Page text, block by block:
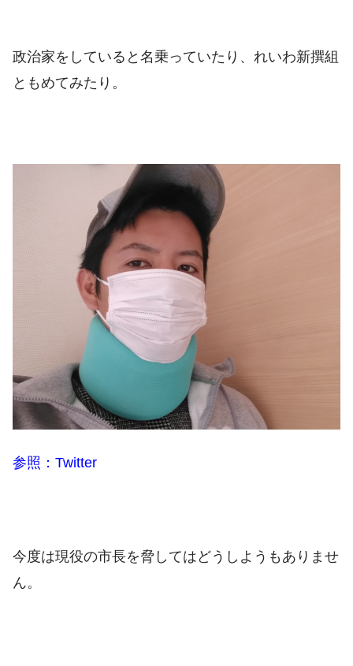
政治家をしていると名乗っていたり、れいわ新撰組
ともめてみたり。
参照：Twitter
今度は現役の市長を脅してはどうしようもありませ
ん。